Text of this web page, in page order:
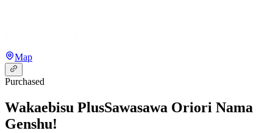
Map
Purchased
Wakaebisu PlusSawasawa Oriori Nama
Genshu!